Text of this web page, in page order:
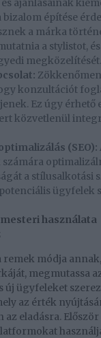
ajánlásainak
bizalom építése
a márka
a stylistot,
megközelítését.
konzultációt
Ez úgy érhető
közvetlenül
(SEO):
a stílusalkotási
ügyfelek
használata
remek módja
megmutassa
új ügyfeleket
az érték
az eladásra.